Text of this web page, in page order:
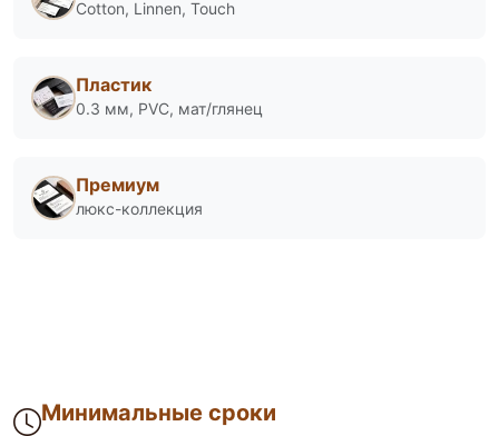
Cotton, Linnen, Touch
Пластик
0.3 мм, PVC, мат/глянец
Премиум
люкс-коллекция
Минимальные сроки